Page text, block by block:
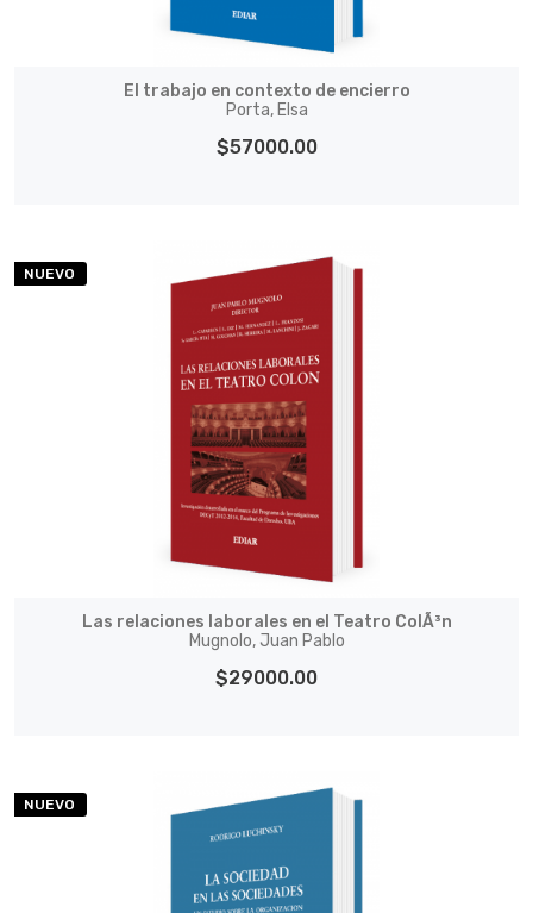
El trabajo en contexto de encierro
Porta, Elsa
$57000.00
NUEVO
Las relaciones laborales en el Teatro ColÃ³n
Mugnolo, Juan Pablo
$29000.00
NUEVO